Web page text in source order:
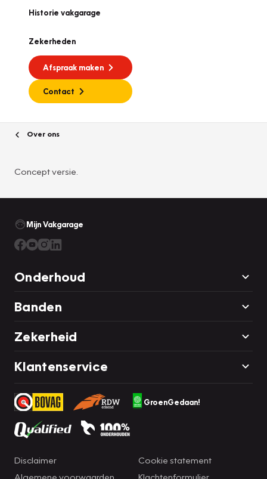
Historie vakgarage
Zekerheden
Afspraak maken
Contact
Over ons
Concept versie.
Mijn Vakgarage
Onderhoud
Banden
Zekerheid
Klantenservice
GroenGedaan!
Disclaimer
Algemene voorwaarden
Cookie statement
Klachtenformulier